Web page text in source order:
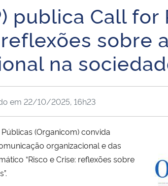
da União Banco Central do Brasil
publica Call
sobre
na
em 22/10/2025, 16h23
(Organicom) convida
organizacional e das
“Risco e Crise: reflexões sobre